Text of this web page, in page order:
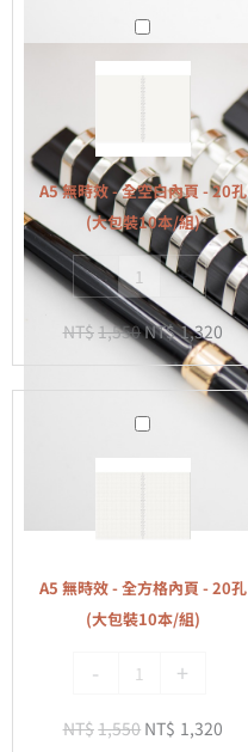
A5
無
效
-
全
空
白
內
頁
-
20
(大
組)
A5 無時效 - 全空白內頁 - 20孔
(大包裝10本/組)
- +
NT$1,550NT$1,320
A5
效
全
方
內
-
A5 無時效 - 全方格內頁 - 20孔
(大包裝10本/組)
- +
NT$1,550 NT$ 1,320